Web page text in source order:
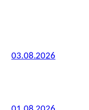
03.08.2026